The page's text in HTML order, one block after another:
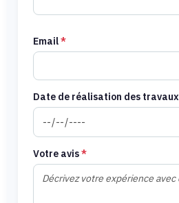
Email*
Date de réalisation des travaux
Votre avis*